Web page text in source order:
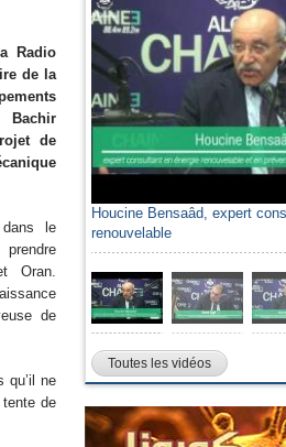
Radio
de la
Bachir
de
le
Oran.
de
qu’il ne
de
Houcine Bensaâd, expert
renouvelable
Toutes les vidéos